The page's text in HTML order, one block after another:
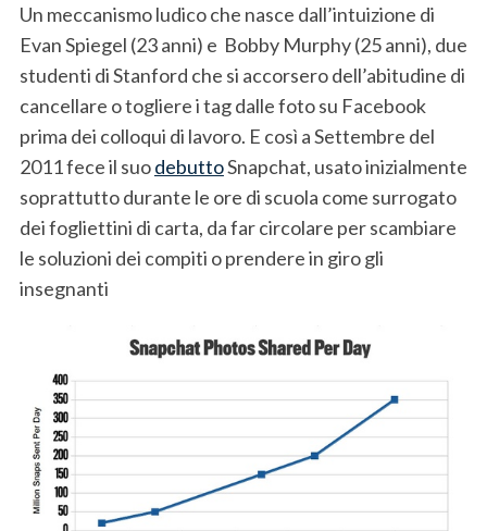
Un meccanismo ludico che nasce dall’intuizione di
Evan Spiegel (23 anni) e Bobby Murphy (25 anni), due
studenti di Stanford che si accorsero dell’abitudine di
cancellare o togliere i tag dalle foto su Facebook
prima dei colloqui di lavoro. E così a Settembre del
2011 fece il suodebuttoSnapchat, usato inizialmente
soprattutto durante le ore di scuola come surrogato
dei fogliettini di carta, da far circolare per scambiare
le soluzioni dei compiti o prendere in giro gli
insegnanti